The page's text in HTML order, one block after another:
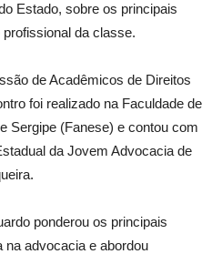
Estado, sobre os principais
da classe.
de Acadêmicos de Direitos
foi realizado na Faculdade de
Sergipe (Fanese) e contou com
da Jovem Advocacia de
ponderou os principais
na advocacia e abordou